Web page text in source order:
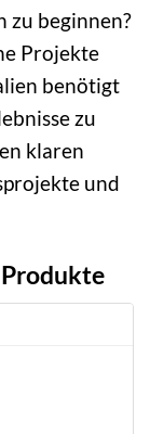
zu beginnen?
Projekte
benötigt
zu
klaren
und